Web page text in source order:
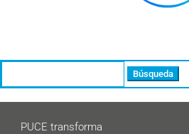
PUCE transforma